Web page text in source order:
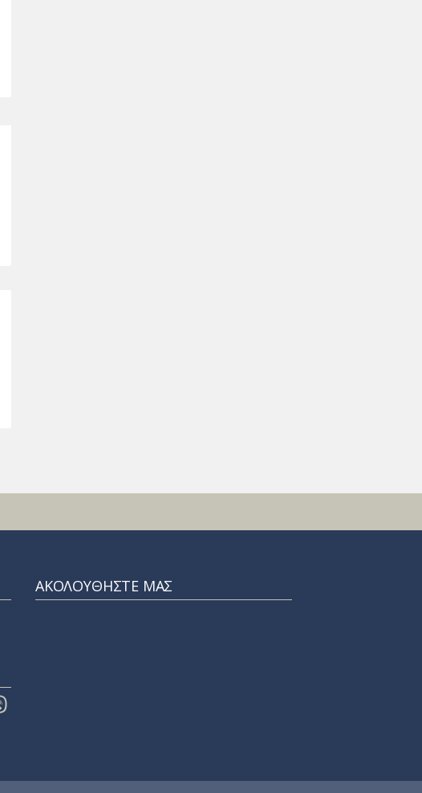
ΑΚΟΛΟΥΘΗΣΤΕ ΜΑΣ